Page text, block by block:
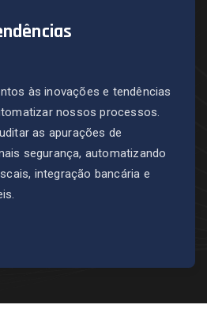
às inovações e tendências
nossos processos.
as apurações de
segurança, automatizando
integração bancária e